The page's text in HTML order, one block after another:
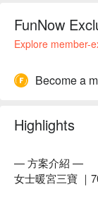
FunNow
Explore member-
Become a
Highlights
— 方案介紹 —
女士暖宮三寶 ｜